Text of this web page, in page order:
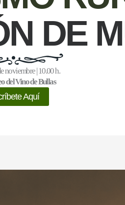
DE
noviembre | 10.00 h.
del Vino de Bullas
Aquí